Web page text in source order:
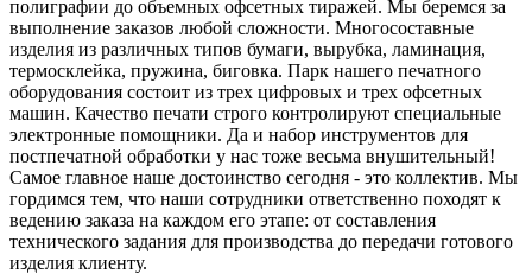
полиграфии до объемных офсетных тиражей. Мы беремся за
выполнение заказов любой сложности. Многосоставные
изделия из различных типов бумаги, вырубка, ламинация,
термосклейка, пружина, биговка. Парк нашего печатного
оборудования состоит из трех цифровых и трех офсетных
машин. Качество печати строго контролируют специальные
электронные помощники. Да и набор инструментов для
постпечатной обработки у нас тоже весьма внушительный!
Самое главное наше достоинство сегодня - это коллектив. Мы
гордимся тем, что наши сотрудники ответственно походят к
ведению заказа на каждом его этапе: от составления
технического задания для производства до передачи готового
изделия клиенту.